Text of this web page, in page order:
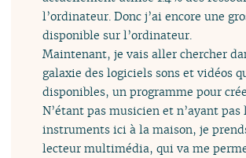
l’ordinateur. Donc j’ai encore une
disponible sur l’ordinateur.
Maintenant, je vais aller chercher
galaxie des logiciels sons et vidéos
disponibles, un programme pour
N’étant pas musicien et n’ayant pas
instruments ici à la maison, je
lecteur multimédia, qui va me